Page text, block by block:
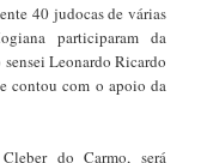
40 judocas de várias
participaram da
Leonardo Ricardo
contou com o apoio da
do Carmo, será